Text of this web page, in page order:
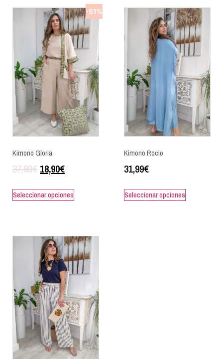
-51%
Kimono Gloria
37,80€ 18,90€
Seleccionar opciones
Kimono Rocio
31,99€
Seleccionar opciones